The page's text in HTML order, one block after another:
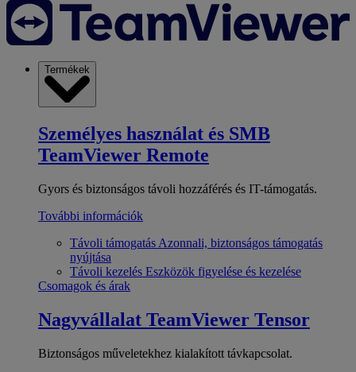
Termékek
Személyes használat és SMB
TeamViewer Remote
Gyors és biztonságos távoli hozzáférés és IT-támogatás.
További információk
Távoli támogatás Azonnali, biztonságos támogatás
nyújtása
Távoli kezelés Eszközök figyelése és kezelése
Csomagok és árak
Nagyvállalat TeamViewer Tensor
Biztonságos műveletekhez kialakított távkapcsolat.